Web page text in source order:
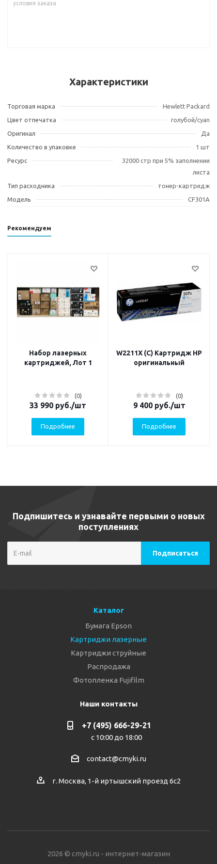
условия заказа
Характеристики
Торговая марка
Hewlett Packard
Цвет отпечатка
голубой/cyan
Оригинал
Да
Количество в упаковке
1 шт
Ресурс
32000 стр при 5% заполнении
листа
Тип расходника
тонер-картридж
Модель
CF301A
Рекомендуем
Набор лазерных
картриджей, Лот 1
(0)
33 990 руб./шт
Подробнее
W2211X (C) Картридж HP
оригинальный
(0)
9 400руб./шт
Подробнее
Подпишитесь и узнавайте первыми о новых
поступлениях
Каталог
Бумага Epson
Картриджи лазерные
Картриджи струйные
Распродажа
Фотопленка Fujifilm
Наши контакты
+7 (495) 666-29-21
с 10:00 до 18:00
contact@cmyki.ru
г. Москва, 1-й иртышский проезд 6с2
2026 © cmyki.ru - интернет-магазин